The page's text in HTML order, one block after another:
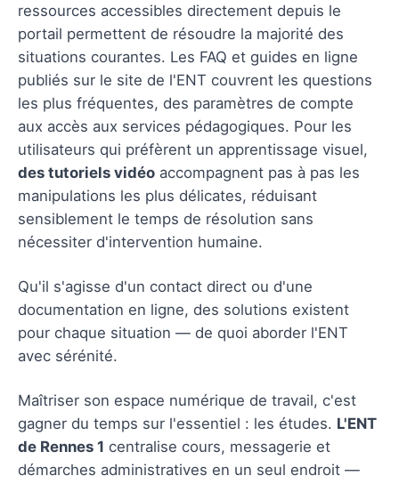
ressources accessibles directement depuis le
portail permettent de résoudre la majorité des
situations courantes. Les FAQ et guides en ligne
publiés sur le site de l'ENT couvrent les questions
les plus fréquentes, des paramètres de compte
aux accès aux services pédagogiques. Pour les
utilisateurs qui préfèrent un apprentissage visuel,
des tutoriels vidéo accompagnent pas à pas les
manipulations les plus délicates, réduisant
sensiblement le temps de résolution sans
nécessiter d'intervention humaine.
Qu'il s'agisse d'un contact direct ou d'une
documentation en ligne, des solutions existent
pour chaque situation — de quoi aborder l'ENT
avec sérénité.
Maîtriser son espace numérique de travail, c'est
gagner du temps sur l'essentiel : les études. L'ENT
de Rennes 1 centralise cours, messagerie et
démarches administratives en un seul endroit —